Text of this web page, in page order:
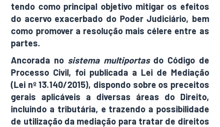
tendo como principal objetivo mitigar os efeitos
do acervo exacerbado do Poder Judiciário, bem
como promover a resolução mais célere entre as
partes.
Ancorada no sistema multiportasdo Código de
Processo Civil, foi publicada a Lei de Mediação
(Lei nº 13.140/2015), dispondo sobre os preceitos
gerais aplicáveis a diversas áreas do Direito,
incluindo a tributária, e trazendo a possibilidade
de utilização da mediação para tratar de direitos